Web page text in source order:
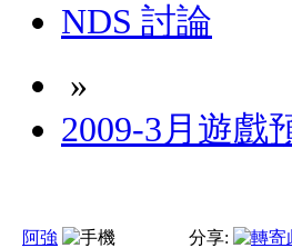
NDS 討論
»
2009-3月遊戲
阿強 分享: